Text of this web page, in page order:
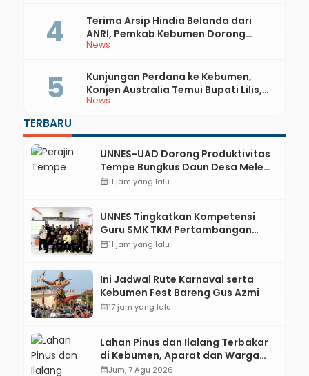
News
Terima Arsip Hindia Belanda dari
ANRI, Pemkab Kebumen Dorong
Integrasi Sejarah, Geopark, dan
News
Kunjungan Perdana ke Kebumen,
Konjen Australia Temui Bupati Lilis,
Ini yang Dibahas
TERBARU
UNNES-UAD Dorong Produktivitas
Tempe Bungkus Daun Desa Meles,
Bantu Mesin dan Pendampingan
calendar_month11 jam yang lalu
UNNES Tingkatkan Kompetensi
Guru SMK TKM Pertambangan
Kebumen melalui Desain Green
calendar_month11 jam yang lalu
Ini Jadwal Rute Karnaval serta
Kebumen Fest Bareng Gus Azmi
calendar_month17 jam yang lalu
Lahan Pinus dan Ilalang Terbakar
di Kebumen, Aparat dan Warga
Padamkan Api Secara Manual
calendar_monthJum, 7 Agu 2026